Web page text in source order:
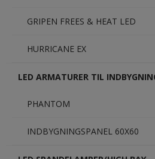
GRIPEN FREES & HEAT LED
HURRICANE EX
LED ARMATURER TIL
PHANTOM
INDBYGNINGSPANEL 60X60